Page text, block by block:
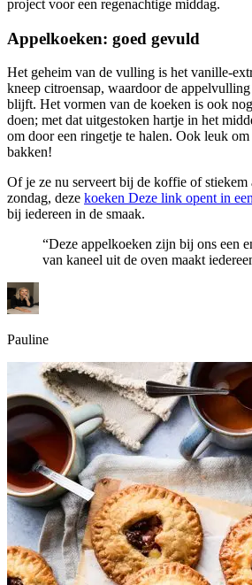
project voor een regenachtige middag.
Appelkoeken: goed gevuld
Het geheim van de vulling is het vanille-
kneep citroensap, waardoor de
blijft. Het vormen van de koeken is ook
doen; met dat uitgestoken hartje in het
om door een ringetje te halen. Ook leuk om
bakken!
Of je ze nu serveert bij de koffie of
zondag, deze koeken Deze link opent in
bij iedereen in de smaak.
“Deze appelkoeken zijn bij ons een
van kaneel uit de oven maakt
Pauline